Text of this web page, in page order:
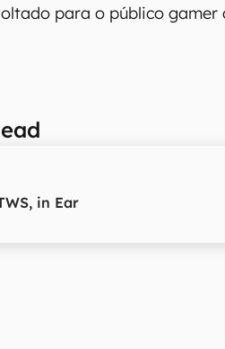
para o público
in Ear